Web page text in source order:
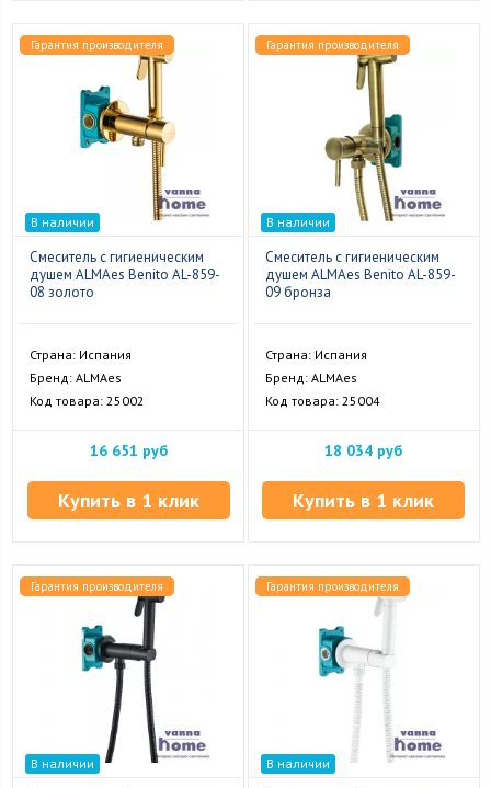
Гарантия производителя
В наличии
Смеситель с гигиеническим
душем ALMAes Benito AL-859-
08 золото
Страна: Испания
Бренд: ALMAes
Код товара: 25002
16 651 руб
Купить в 1 клик
Гарантия производителя
В наличии
Смеситель с гигиеническим
душем ALMAes Benito AL-859-
09 бронза
Страна: Испания
Бренд: ALMAes
Код товара: 25004
18 034 руб
Купить в 1 клик
Гарантия производителя
В наличии
Гарантия производителя
В наличии